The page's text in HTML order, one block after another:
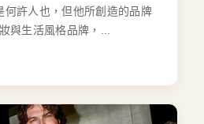
何許人也，但他所創造的品牌
生活風格品牌，...